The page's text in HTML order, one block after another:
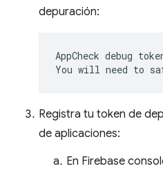
depuración:
AppCheck debug
Registra tu token de
de aplicaciones:
En Firebase